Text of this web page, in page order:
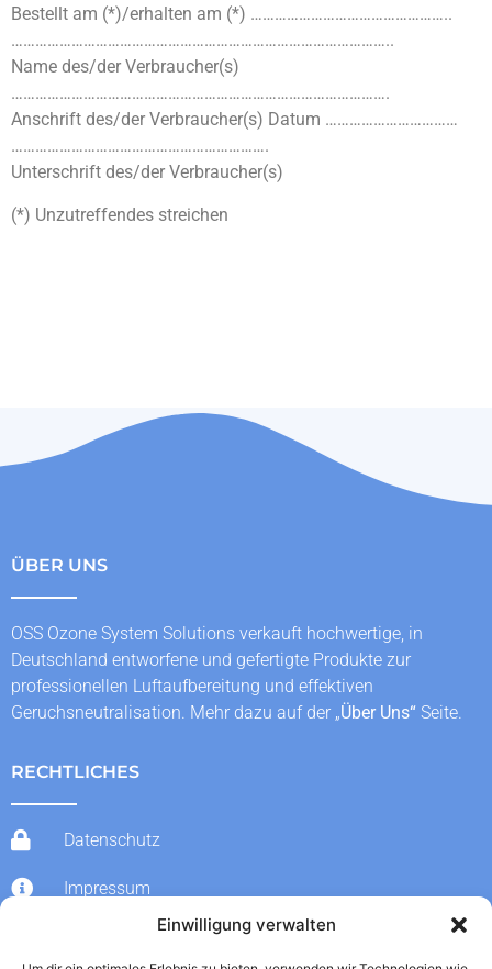
Einwilligung verwalten
Bestellt am (*)/erhalten am (*) …………………………………………..
…………………………………………………………………………………..
Name des/der Verbraucher(s)
………………………………………………………………………………….
Anschrift des/der Verbraucher(s) Datum ……………………………
……………………………………………………….
Unterschrift des/der Verbraucher(s)
(*) Unzutreffendes streichen
ÜBER UNS
OSS Ozone System Solutions verkauft hochwertige, in
Deutschland entworfene und gefertigte Produkte zur
professionellen Luftaufbereitung und effektiven
Geruchsneutralisation. Mehr dazu auf der „Über Uns“ Seite.
RECHTLICHES
Datenschutz
Impressum